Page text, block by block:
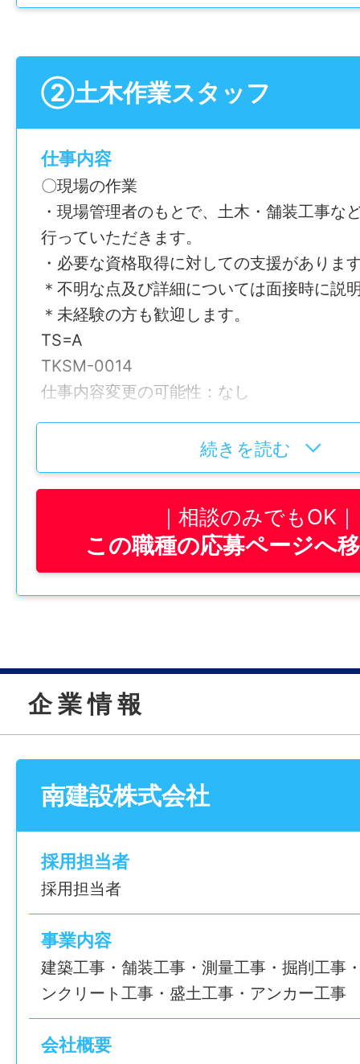
給与
賞与
年間休日
117日
雇用形態
正社員
経験
年齢制限
学歴
必須：1級土木施工管理技士、2級土木施工
就業時間
8:00-17:00
月曜～金曜
完全週休2日制、GW,夏季休暇、年始年末
ヶ月経過後の年次有給休暇日数：10日
昇給あり(前年度実績：1月あたり0-10,000
②土木作業スタッフ
仕事内容
〇現場の作業
・現場管理者のもとで、土木・舗装工事な
行っていただきます。
・必要な資格取得に対しての支援がありま
＊不明な点及び詳細については面接時に説
＊未経験の方も歓迎します。
TS=A
TKSM-0014
仕事内容変更の可能性：なし
〒779-4103 徳島県美馬郡つるぎ町貞光字
月給 231,000～350,000円
年間休日
117日
雇用形態
正社員
経験
未経験可
年齢制限
〜66歳(定年制度を上限とするため)
学歴
不問
続きを読む
相談のみでもOK
この職種の応募ページへ
企 業 情 報
南建設株式会社
採用担当者
採用担当者
事業内容
建築工事・舗装工事・測量工事・掘削工事
ンクリート工事・盛土工事・アンカー工事
会社概要